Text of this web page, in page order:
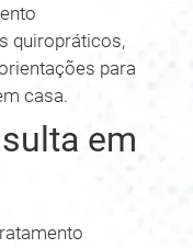
quiropráticos,
para
casa.
em